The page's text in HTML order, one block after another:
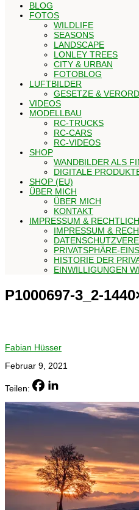
BLOG
FOTOS
WILDLIFE
SEASONS
LANDSCAPE
LONLEY TREES
CITY & URBAN
FOTOBLOG
LUFTBILDER
GESETZE &
VIDEOS
MODELLBAU
RC-TRUCKS
RC-CARS
RC-VIDEOS
SHOP
WANDBILDER ALS
DIGITALE
SHOP (EU)
ÜBER MICH
ÜBER MICH
KONTAKT
IMPRESSUM &
IMPRESSUM &
PRIVATSPHÄRE-
HISTORIE DER
EINWILLIGUNGEN
P1000697-3_2-
Fabian Hüsser
Februar 9, 2021
Teilen: